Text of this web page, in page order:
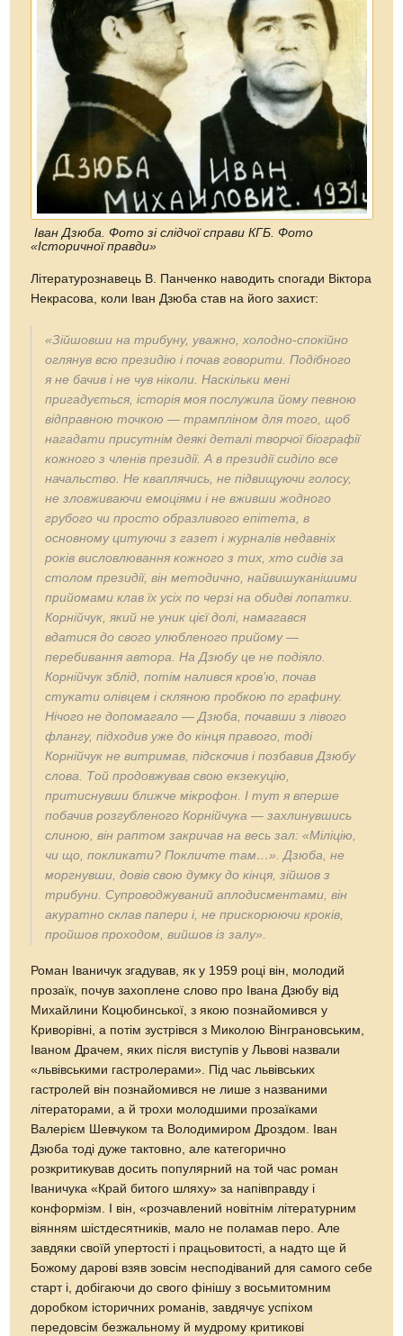
Іван Дзюба. Фото зі слідчої справи КГБ. Фото
«Історичної правди»
Літературознавець В. Панченко наводить спогади Віктора
Некрасова, коли Іван Дзюба став на його захист:
«Зійшовши на трибуну, уважно, холодно-спокійно
оглянув всю президію і почав говорити. Подібного
я не бачив і не чув ніколи. Наскільки мені
пригадується, історія моя послужила йому певною
відправною точкою —трампліном для того, щоб
нагадати присутнім деякі деталі творчої біографії
кожного з членів президії. А в президії сиділо все
начальство. Не кваплячись, не підвищуючи голосу,
не зловживаючи емоціями і не вживши жодного
грубого чи просто образливого епітета, в
основному цитуючи з газет і журналів недавніх
років висловлювання кожного з тих, хто сидів за
столом президії, він методично, найвишуканішими
прийомами клав їх усіх по черзі на обидві лопатки.
Корнійчук, який не уник цієї долі, намагався
вдатися до свого улюбленого прийому —
перебивання автора. На Дзюбу це не подіяло.
Корнійчук зблід, потім налився кров’ю, почав
стукати олівцем і скляною пробкою по графину.
Нічого не допомагало —Дзюба, почавши з лівого
флангу, підходив уже до кінця правого, тоді
Корнійчук не витримав, підскочив і позбавив Дзюбу
слова. Той продовжував свою екзекуцію,
притиснувши ближче мікрофон. І тут я вперше
побачив розгубленого Корнійчука —захлинувшись
слиною, він раптом закричав на весь зал: «Міліцію,
чи що, покликати? Покличте там…». Дзюба, не
моргнувши, довів свою думку до кінця, зійшов з
трибуни. Супроводжуваний аплодисментами, він
акуратно склав папери і, не прискорюючи кроків,
пройшов проходом, вийшов із залу».
Роман Іваничук згадував, як у 1959 році він, молодий
прозаїк, почув захоплене слово про Івана Дзюбу від
Михайлини Коцюбинської, з якою познайомився у
Криворівні, а потім зустрівся з Миколою Вінграновським,
Іваном Драчем, яких після виступів у Львові назвали
«львівськими гастролерами». Під час львівських
гастролей він познайомився не лише з названими
літераторами, а й трохи молодшими прозаїками
Валерієм Шевчуком та Володимиром Дроздом. Іван
Дзюба тоді дуже тактовно, але категорично
розкритикував досить популярний на той час роман
Іваничука «Край битого шляху» за напівправду і
конформізм. І він, «розчавлений новітнім літературним
віянням шістдесятників, мало не поламав перо. Але
завдяки своїй упертості і працьовитості, а надто ще й
Божому дарові взяв зовсім несподіваний для самого себе
старт і, добігаючи до свого фінішу з восьмитомним
доробком історичних романів, завдячує успіхом
передовсім безжальному й мудрому критикові